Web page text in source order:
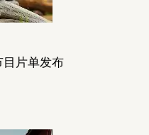
目片单发布